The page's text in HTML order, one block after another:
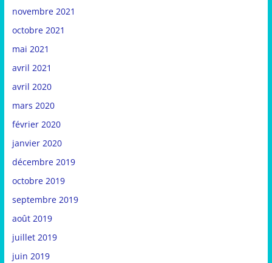
novembre 2021
octobre 2021
mai 2021
avril 2021
avril 2020
mars 2020
février 2020
janvier 2020
décembre 2019
octobre 2019
septembre 2019
août 2019
juillet 2019
juin 2019